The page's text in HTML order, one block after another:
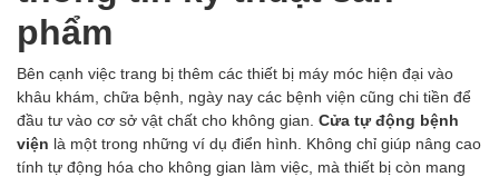
phẩm
Bên cạnh việc trang bị thêm các thiết bị máy móc hiện đại vào
khâu khám, chữa bệnh, ngày nay các bệnh viện cũng chi tiền để
đầu tư vào cơ sở vật chất cho không gian. Cửa tự động bệnh
viện là một trong những ví dụ điển hình. Không chỉ giúp nâng cao
tính tự động hóa cho không gian làm việc, mà thiết bị còn mang